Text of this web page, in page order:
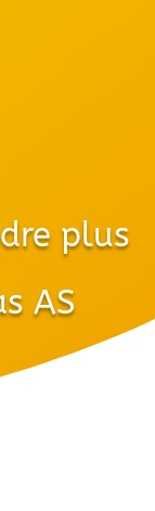
plus
AS